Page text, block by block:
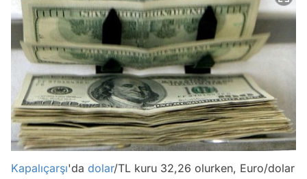
Kapalıçarşı'da dolar/TL kuru 32,26 olurken, Euro/dolar